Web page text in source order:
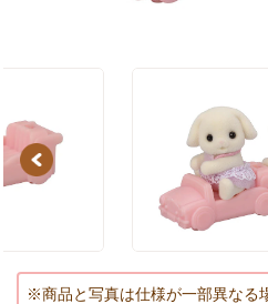
Previous
※商品と写真は仕様が一部異なる